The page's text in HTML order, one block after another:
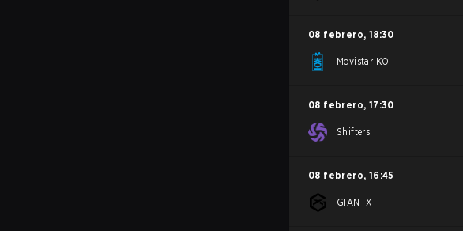
08 febrero, 18:30
Movistar KOI
08 febrero, 17:30
Shifters
08 febrero, 16:45
GIANTX